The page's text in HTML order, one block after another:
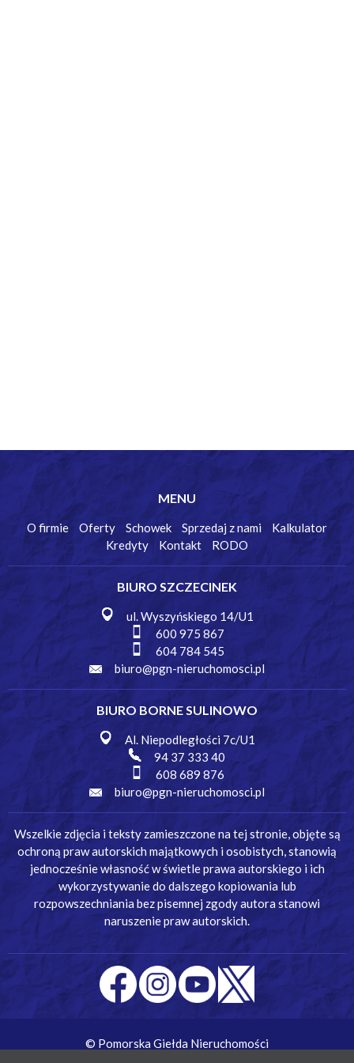
MENU
O firmie Oferty Schowek Sprzedaj z nami
Kalkulator
Kredyty
Kontakt RODO
BIURO SZCZECINEK
ul. Wyszyńskiego 14/U1
600 975 867
604 784 545
biuro@pgn-nieruchomosci.pl
BIURO BORNE SULINOWO
Al. Niepodległości 7c/U1
94 37 333 40
608 689 876
biuro@pgn-nieruchomosci.pl
Wszelkie zdjęcia i teksty zamieszczone na tej stronie, objęte są
ochroną praw autorskich majątkowych i osobistych, stanowią
jednocześnie własność w świetle prawa autorskiego i ich
wykorzystywanie do dalszego kopiowania lub
rozpowszechniania bez pisemnej zgody autora stanowi
naruszenie praw autorskich.
© Pomorska Giełda Nieruchomości